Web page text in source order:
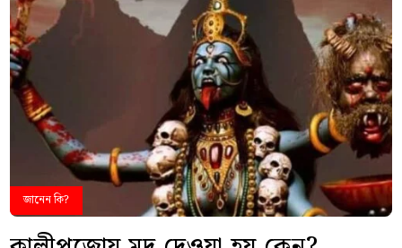
জানেন কি?